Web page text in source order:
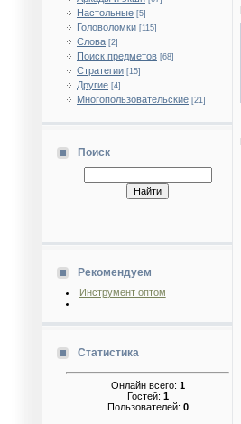
Настольные [5]
Головоломки [115]
Слова [2]
Поиск предметов [68]
Стратегии [15]
Другие [4]
Многопользовательские [21]
Поиск
Рекомендуем
Инструмент оптом
Статистика
Онлайн всего: 1
Гостей: 1
Пользователей: 0